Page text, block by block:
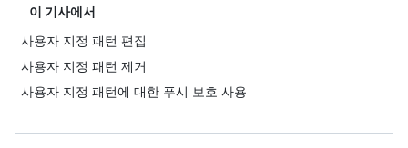
이 기사에서
사용자 지정 패턴 편집
사용자 지정 패턴 제거
사용자 지정 패턴에 대한 푸시 보호 사용